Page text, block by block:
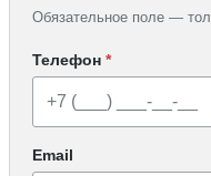
Обязательное поле —
Телефон *
Email